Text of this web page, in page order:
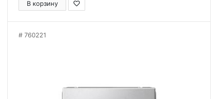
В корзину
760221